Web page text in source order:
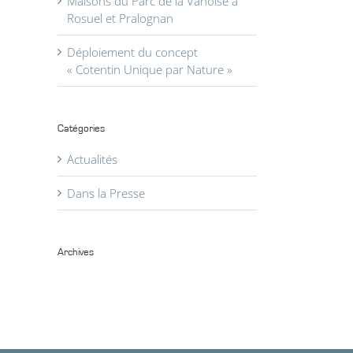
Rosuel et Pralognan
Déploiement du concept
« Cotentin Unique par Nature »
Catégories
Actualités
Dans la Presse
Archives